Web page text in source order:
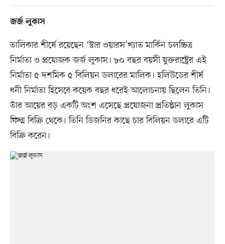
জর্জ লুকাস
তালিকার শীর্ষে রয়েছেন ‘স্টার ওয়ারস’খ্যাত মার্কিন চলচ্চিত্র
নির্মাতা ও প্রযোজক জর্জ লুকাস। ৮০ বছর বয়সী যুক্তরাষ্ট্রের এই
নির্মাতা ৫ দশমিক ৫ বিলিয়ন ডলারের মালিক। হলিউডের শীর্ষ
ধনী নির্মাতা হিসেবে কয়েক বছর ধরেই আলোচনায় ছিলেন তিনি।
তাঁর আয়ের বড় একটি অংশ এসেছে প্রযোজনা প্রতিষ্ঠান লুকাস
ফিল্ম বিক্রি থেকে। তিনি ডিজনির কাছে চার বিলিয়ন ডলারে এটি
বিক্রি করেন।